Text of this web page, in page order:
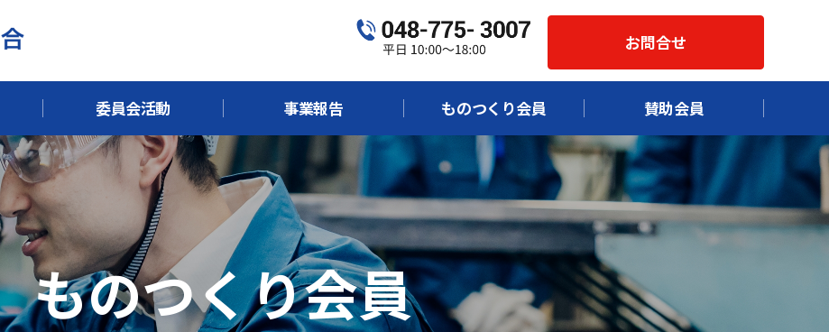
お問合せ
委員会活動 事業報告 ものつくり会員 賛助会員
ものつくり会員